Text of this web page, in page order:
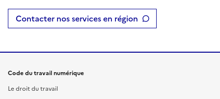
Contacter nos services en région
Code du travail numérique
Le droit du travail